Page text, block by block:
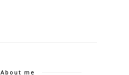
About me